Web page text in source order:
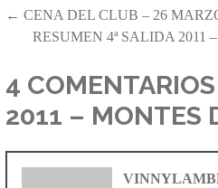
NAVEGACIÓN
DE
ENTRADAS
← CENA DEL CLUB – 26
RESUMEN 4ª SALIDA
4
2011 – MONTES